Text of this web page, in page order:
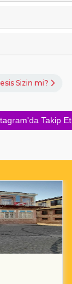
Sizin mi?
Takip Et